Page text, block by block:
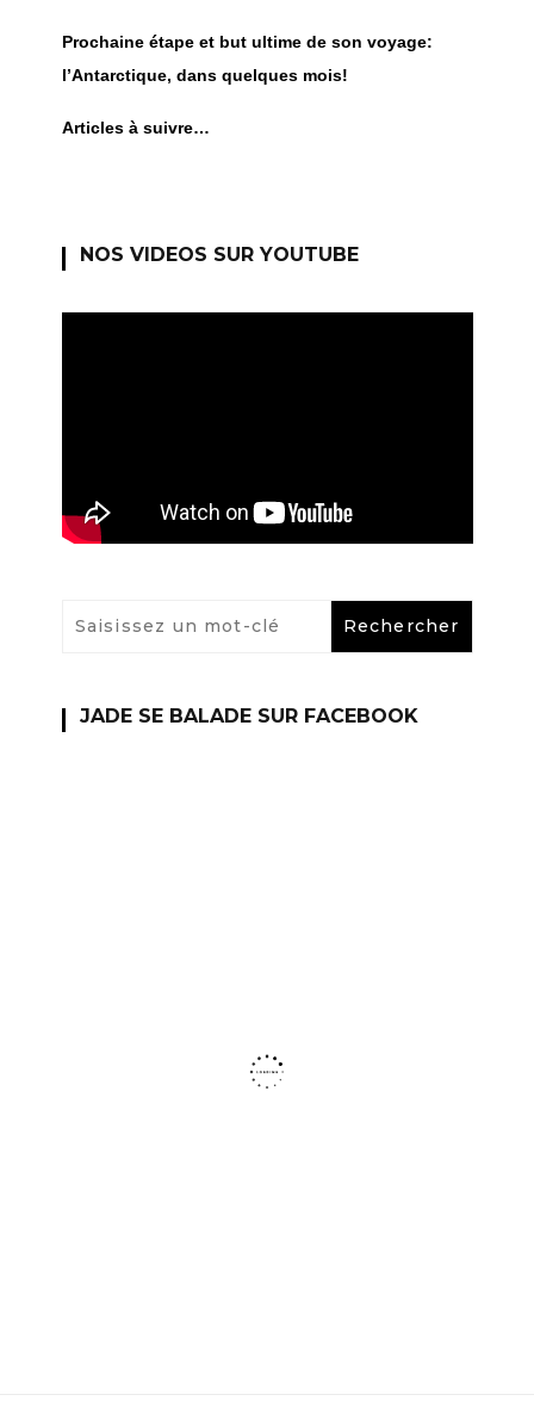
Prochaine étape et but ultime de son voyage:
l’Antarctique, dans quelques mois!
Articles à suivre…
NOS VIDEOS SUR YOUTUBE
JADE SE BALADE SUR FACEBOOK